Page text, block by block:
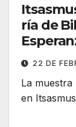
ría de
22 DE
La muestra
en